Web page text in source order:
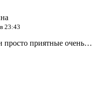
в 23:43
приятные очень…